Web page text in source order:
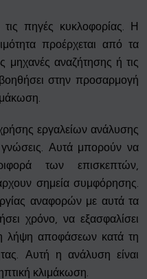
τις πηγές κυκλοφορίας. Η
προέρχεται από τα
μηχανές αναζήτησης ή τις
στην προσαρμογή
εργαλείων ανάλυσης
γνώσεις. Αυτά μπορούν να
των επισκεπτών,
σημεία συμφόρησης.
αναφορών με αυτά τα
χρόνο, να εξασφαλίσει
λήψη αποφάσεων κατά τη
Αυτή η ανάλυση είναι
κλιμάκωση.